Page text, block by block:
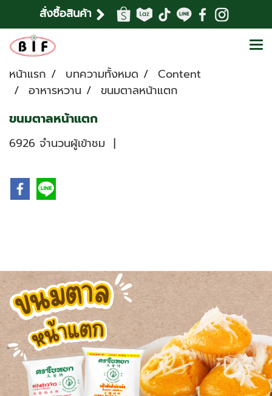
สั่งซื้อสินค้า
หน้าแรก บทความทั้งหมด
Content
อาหารหวาน
ขนมตาลหน้าแตก
ขนมตาลหน้าแตก
6926 จำนวนผู้เข้าชม |